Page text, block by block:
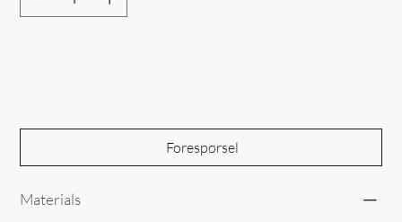
Forespørsel
Materials